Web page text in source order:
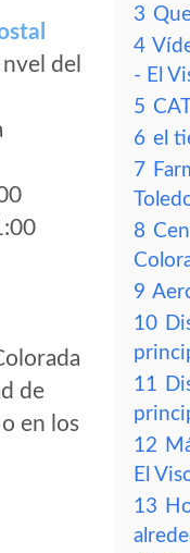
del
de
en los
3
4
- El
5
6 el
7
8
9
10
11
12
El
13